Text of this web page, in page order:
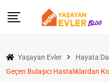
Yaşayan Evler Hayata
Geçen Bulaşıcı Hastalıklardan